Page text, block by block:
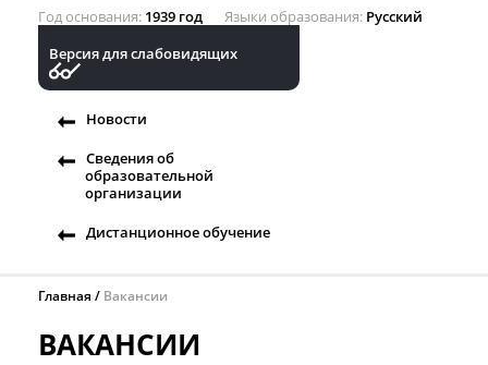
Год основания 1939 год Языки образования Русский
Версия для слабовидящих
Новости
Сведения об
образовательной
организации
Дистанционное обучение
Главная Вакансии
ВАКАНСИИ